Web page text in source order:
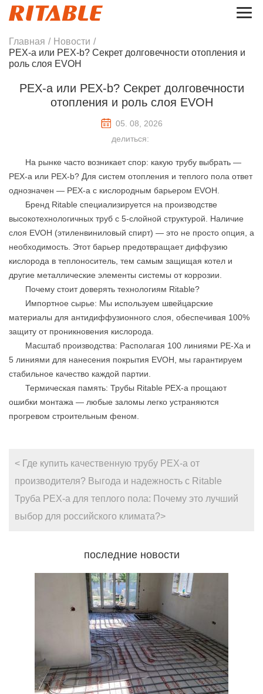
Главная / Новости /
PEX-a или PEX-b? Секрет долговечности отопления и
роль слоя EVOH
PEX-a или PEX-b? Секрет долговечности
отопления и роль слоя EVOH
05. 08, 2026
делиться:
На рынке часто возникает спор: какую трубу выбрать —
PEX-a или PEX-b? Для систем отопления и теплого пола ответ
однозначен — PEX-a с кислородным барьером EVOH
Бренд Ritable специализируется на производстве
высокотехнологичных труб с 5-слойной структурой. Наличие
слоя EVOH (этиленвиниловый спирт) — это не просто опция, а
необходимость. Этот барьер предотвращает диффузию
кислорода в теплоноситель, тем самым защищая котел и
другие металлические элементы системы от коррозии.
Почему стоит доверять технологиям Ritable?
Импортное сырье: Мы используем швейцарские
материалы для антидиффузионного слоя, обеспечивая 100%
защиту от проникновения кислорода.
Масштаб производства: Располагая 100 линиями PE-Xa и
5 линиями для нанесения покрытия EVOH, мы гарантируем
стабильное качество каждой партии.
Термическая память: Трубы Ritable PEX-a прощают
ошибки монтажа — любые заломы легко устраняются
прогревом строительным феном.
< Где купить качественную трубу PEX-a от
производителя? Выгода и надежность с Ritable
Труба PEX-a для теплого пола: Почему это лучший
выбор для российского климата?>
последние новости